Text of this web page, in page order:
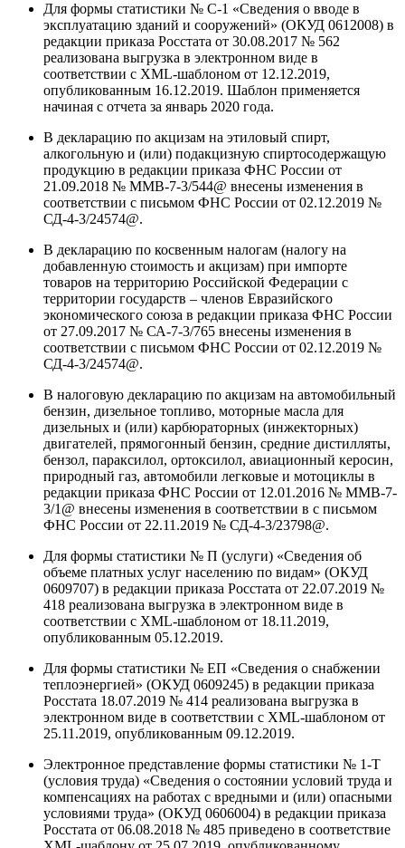
Для формы статистики № С-1 «Сведения о вводе в
эксплуатацию зданий и сооружений» (ОКУД 0612008) в
редакции приказа Росстата от 30.08.2017 № 562
реализована выгрузка в электронном виде в
соответствии с XML-шаблоном от 12.12.2019,
опубликованным 16.12.2019. Шаблон применяется
начиная с отчета за январь 2020 года.
В декларацию по акцизам на этиловый спирт,
алкогольную и (или) подакцизную спиртосодержащую
продукцию в редакции приказа ФНС России от
21.09.2018 № ММВ-7-3/544@ внесены изменения в
соответствии с письмом ФНС России от 02.12.2019 №
СД-4-3/24574@.
В декларацию по косвенным налогам (налогу на
добавленную стоимость и акцизам) при импорте
товаров на территорию Российской Федерации с
территории государств – членов Евразийского
экономического союза в редакции приказа ФНС России
от 27.09.2017 № СА-7-3/765 внесены изменения в
соответствии с письмом ФНС России от 02.12.2019 №
СД-4-3/24574@.
В налоговую декларацию по акцизам на автомобильный
бензин, дизельное топливо, моторные масла для
дизельных и (или) карбюраторных (инжекторных)
двигателей, прямогонный бензин, средние дистилляты,
бензол, параксилол, ортоксилол, авиационный керосин,
природный газ, автомобили легковые и мотоциклы в
редакции приказа ФНС России от 12.01.2016 № ММВ-7-
3/1@ внесены изменения в соответствии в с письмом
ФНС России от 22.11.2019 № СД-4-3/23798@.
Для формы статистики № П (услуги) «Сведения об
объеме платных услуг населению по видам» (ОКУД
0609707) в редакции приказа Росстата от 22.07.2019 №
418 реализована выгрузка в электронном виде в
соответствии с XML-шаблоном от 18.11.2019,
опубликованным 05.12.2019.
Для формы статистики № ЕП «Сведения о снабжении
теплоэнергией» (ОКУД 0609245) в редакции приказа
Росстата 18.07.2019 № 414 реализована выгрузка в
электронном виде в соответствии с XML-шаблоном от
25.11.2019, опубликованным 09.12.2019.
Электронное представление формы статистики № 1-Т
(условия труда) «Сведения о состоянии условий труда и
компенсациях на работах с вредными и (или) опасными
условиями труда» (ОКУД 0606004) в редакции приказа
Росстата от 06.08.2018 № 485 приведено в соответствие